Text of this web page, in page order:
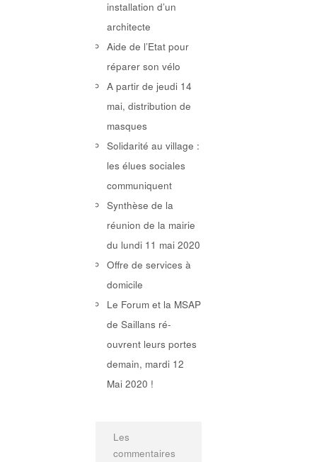
installation d’un
architecte
Aide de l’Etat pour
réparer son vélo
A partir de jeudi 14
mai, distribution de
masques
Solidarité au village :
les élues sociales
communiquent
Synthèse de la
réunion de la mairie
du lundi 11 mai 2020
Offre de services à
domicile
Le Forum et la MSAP
de Saillans ré-
ouvrent leurs portes
demain, mardi 12
Mai 2020 !
Les
commentaires